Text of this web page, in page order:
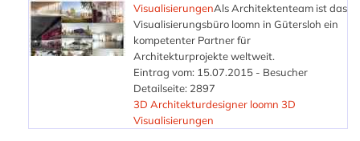
VisualisierungenAls Architektenteam ist das
Visualisierungsbüro loomn in Gütersloh ein
kompetenter Partner für
Architekturprojekte weltweit.
Eintrag vom: 15.07.2015 - Besucher
Detailseite: 2897
3D Architekturdesigner loomn 3D
Visualisierungen